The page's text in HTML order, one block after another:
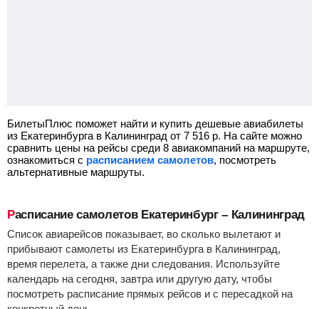
БилетыПлюс поможет найти и купить дешевые авиабилеты
из Екатеринбурга в Калининград от 7 516 р. На сайте можно
сравнить цены на рейсы среди 8 авиакомпаний на маршруте,
ознакомиться с расписанием самолетов, посмотреть
альтернативные маршруты.
Расписание самолетов Екатеринбург – Калининград
Список авиарейсов показывает, во сколько вылетают и
прибывают самолеты из Екатеринбурга в Калининград,
время перелета, а также дни следования. Используйте
календарь на сегодня, завтра или другую дату, чтобы
посмотреть расписание прямых рейсов и с пересадкой на